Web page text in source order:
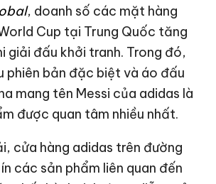
, doanh số các mặt hàng
Cup tại Trung Quốc tăng
giải đấu khởi tranh. Trong đó,
phiên bản đặc biệt và áo đấu
mang tên Messi của adidas là
được quan tâm nhiều nhất.
cửa hàng adidas trên đường
các sản phẩm liên quan đến